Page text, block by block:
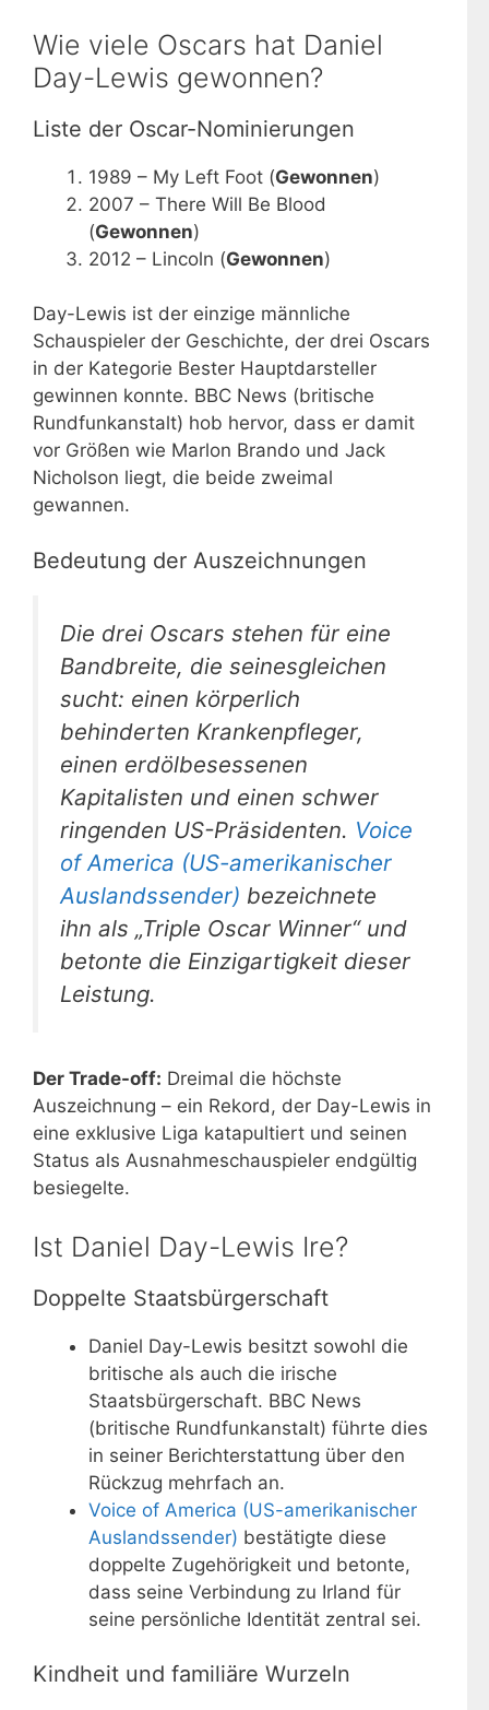
Wie viele Oscars hat Daniel
Day-Lewis gewonnen?
Liste der Oscar-Nominierungen
1989 – My Left Foot (Gewonnen)
2007 – There Will Be Blood
(Gewonnen)
2012 – Lincoln (Gewonnen)
Day-Lewis ist der einzige männliche
Schauspieler der Geschichte, der drei Oscars
in der Kategorie Bester Hauptdarsteller
gewinnen konnte. BBC News (britische
Rundfunkanstalt) hob hervor, dass er damit
vor Größen wie Marlon Brando und Jack
Nicholson liegt, die beide zweimal
gewannen.
Bedeutung der Auszeichnungen
Die drei Oscars stehen für eine
Bandbreite, die seinesgleichen
sucht: einen körperlich
behinderten Krankenpfleger,
einen erdölbesessenen
Kapitalisten und einen schwer
ringenden US-Präsidenten. Voice
of America (US-amerikanischer
Auslandssender) bezeichnete
ihn als „Triple Oscar Winner“ und
betonte die Einzigartigkeit dieser
Leistung.
Der Trade-off: Dreimal die höchste
Auszeichnung – ein Rekord, der Day-Lewis in
eine exklusive Liga katapultiert und seinen
Status als Ausnahmeschauspieler endgültig
besiegelte.
Ist Daniel Day-Lewis Ire?
Doppelte Staatsbürgerschaft
Daniel Day-Lewis besitzt sowohl die
britische als auch die irische
Staatsbürgerschaft. BBC News
(britische Rundfunkanstalt) führte dies
in seiner Berichterstattung über den
Rückzug mehrfach an.
Voice of America (US-amerikanischer
Auslandssender) bestätigte diese
doppelte Zugehörigkeit und betonte,
dass seine Verbindung zu Irland für
seine persönliche Identität zentral sei.
Kindheit und familiäre Wurzeln